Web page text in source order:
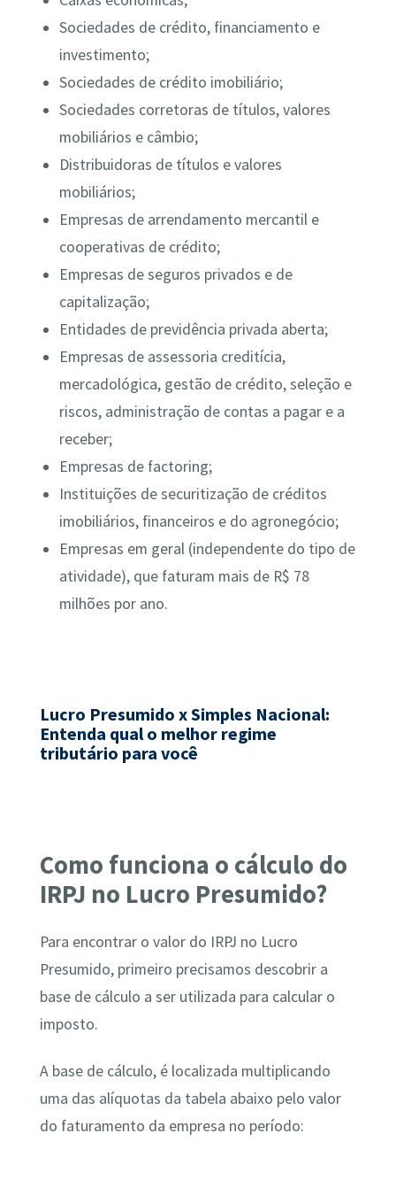
Sociedades de crédito, financiamento e
investimento;
Sociedades de crédito imobiliário;
Sociedades corretoras de títulos, valores
mobiliários e câmbio;
Distribuidoras de títulos e valores
mobiliários;
Empresas de arrendamento mercantil e
cooperativas de crédito;
Empresas de seguros privados e de
capitalização;
Entidades de previdência privada aberta;
Empresas de assessoria creditícia,
mercadológica, gestão de crédito, seleção e
riscos, administração de contas a pagar e a
receber;
Empresas de factoring;
Instituições de securitização de créditos
imobiliários, financeiros e do agronegócio;
Empresas em geral (independente do tipo de
atividade), que faturam mais de R$ 78
milhões por ano.
Lucro Presumido x Simples Nacional:
Entenda qual o melhor regime
tributário para você
Como funciona o cálculo do
IRPJ no Lucro Presumido?
Para encontrar o valor do IRPJ no Lucro
Presumido, primeiro precisamos descobrir a
base de cálculo a ser utilizada para calcular o
imposto.
A base de cálculo, é localizada multiplicando
uma das alíquotas da tabela abaixo pelo valor
do faturamento da empresa no período: